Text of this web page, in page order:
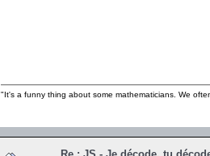
"It's a funny thing about some mathematicians. We